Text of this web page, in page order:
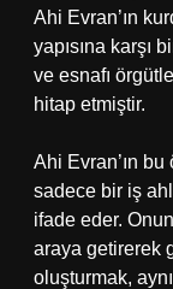
Ahi Evran’ın
yapısına karşı
ve esnafı
hitap etmiştir.
Ahi Evran’ın
sadece bir iş
ifade eder. Onun
araya getirerek
oluşturmak,